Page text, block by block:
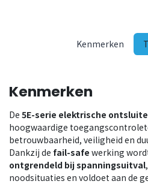
Kenmerken
Kenmerken
De 5E-serie elektrische
hoogwaardige
betrouwbaarheid, veiligheid en
Dankzij de fail-safe werking
ontgrendeld bij spanningsuitval
noodsituaties en voldoet aan de